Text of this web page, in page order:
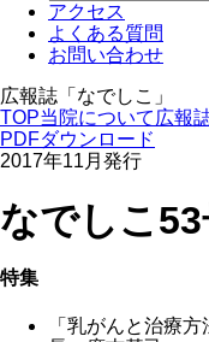
アクセス
よくある質問
お問い合わせ
広報誌「なでしこ」
TOP当院について広報
PDFダウンロード
2017年11月発行
なでしこ
特集
「乳がんと治療